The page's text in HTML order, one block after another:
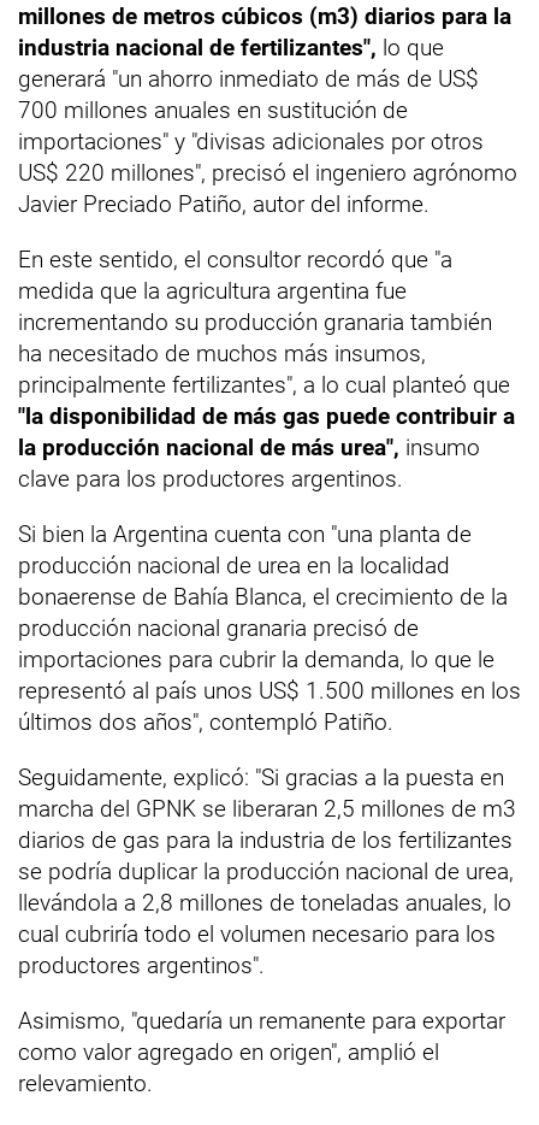
millones de metros cúbicos (m3) diarios para la
industria nacional de fertilizantes", lo que
generará "un ahorro inmediato de más de US$
700 millones anuales en sustitución de
importaciones" y "divisas adicionales por otros
US$ 220 millones", precisó el ingeniero agrónomo
Javier Preciado Patiño, autor del informe.
En este sentido, el consultor recordó que "a
medida que la agricultura argentina fue
incrementando su producción granaria también
ha necesitado de muchos más insumos,
principalmente fertilizantes", a lo cual planteó que
"la disponibilidad de más gas puede contribuir a
la producción nacional de más urea", insumo
clave para los productores argentinos.
Si bien la Argentina cuenta con "una planta de
producción nacional de urea en la localidad
bonaerense de Bahía Blanca, el crecimiento de la
producción nacional granaria precisó de
importaciones para cubrir la demanda, lo que le
representó al país unos US$ 1.500 millones en los
últimos dos años", contempló Patiño.
Seguidamente, explicó: "Si gracias a la puesta en
marcha del GPNK se liberaran 2,5 millones de m3
diarios de gas para la industria de los fertilizantes
se podría duplicar la producción nacional de urea,
llevándola a 2,8 millones de toneladas anuales, lo
cual cubriría todo el volumen necesario para los
productores argentinos".
Asimismo, "quedaría un remanente para exportar
como valor agregado en origen", amplió el
relevamiento.